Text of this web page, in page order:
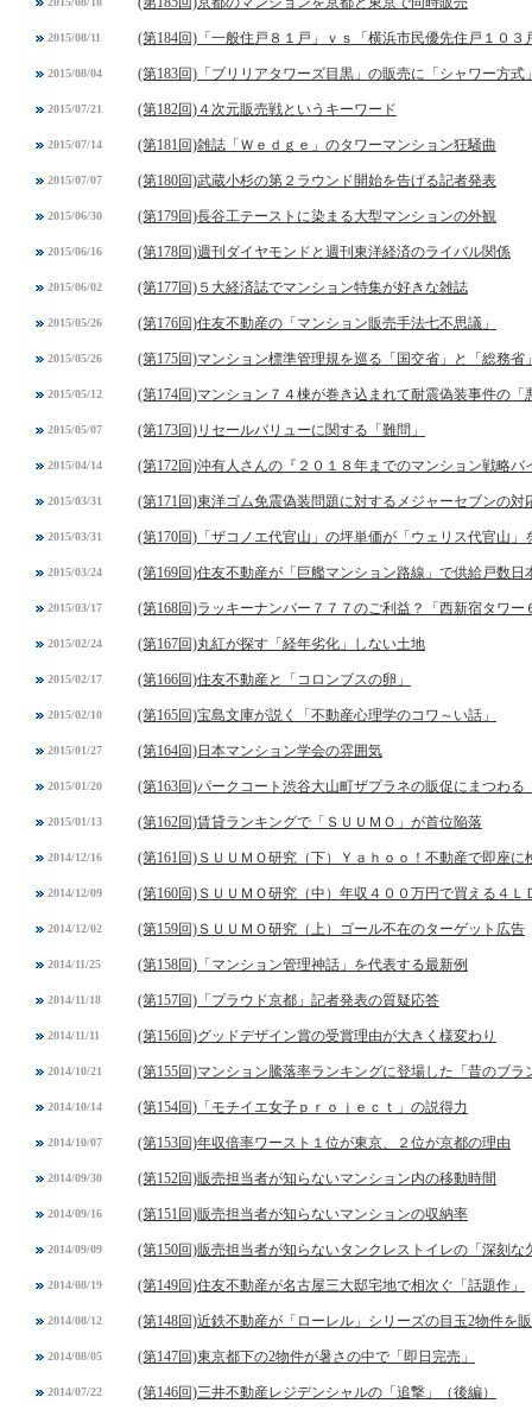
2015/08/11 (第184回)「一般住戸８１戸」ｖｓ「横浜市民優先住戸１０３
2015/08/04 (第183回)「ブリリアタワーズ目黒」の販売に「シャワー方式
2015/07/21 (第182回)４次元販売戦というキーワード
2015/07/14 (第181回)雑誌「Ｗｅｄｇｅ」のタワーマンション狂騒曲
2015/07/07 (第180回)武蔵小杉の第２ラウンド開始を告げる記者発表
2015/06/30 (第179回)長谷工テーストに染まる大型マンションの外観
2015/06/16 (第178回)週刊ダイヤモンドと週刊東洋経済のライバル関係
2015/06/02 (第177回)５大経済誌でマンション特集が好きな雑誌
2015/05/26 (第176回)住友不動産の「マンション販売手法七不思議」
2015/05/26 (第175回)マンション標準管理規を巡る「国交省」と「総務省
2015/05/12 (第174回)マンション７４棟が巻き込まれて耐震偽装事件の「
2015/05/07 (第173回)リセールバリューに関する「難問」
2015/04/14 (第172回)沖有人さんの『２０１８年までのマンション戦略バ
2015/03/31 (第171回)東洋ゴム免震偽装問題に対するメジャーセブンの対
2015/03/31 (第170回)「ザコノエ代官山」の坪単価が「ウェリス代官山」
2015/03/24 (第169回)住友不動産が「巨艦マンション路線」で供給戸数日
2015/03/17 (第168回)ラッキーナンバー７７７のご利益？「西新宿タワー
2015/02/24 (第167回)丸紅が探す「経年劣化」しない土地
2015/02/17 (第166回)住友不動産と「コロンブスの卵」
2015/02/10 (第165回)宝島文庫が説く「不動産心理学のコワ～い話」
2015/01/27 (第164回)日本マンション学会の雰囲気
2015/01/20 (第163回)パークコート渋谷大山町ザプラネの販促にまつわる
2015/01/13 (第162回)賃貸ランキングで「ＳＵＵＭＯ」が首位陥落
2014/12/16 (第161回)ＳＵＵＭＯ研究（下）Ｙａｈｏｏ！不動産で即座に
2014/12/09 (第160回)ＳＵＵＭＯ研究（中）年収４００万円で買える４Ｌ
2014/12/02 (第159回)ＳＵＵＭＯ研究（上）ゴール不在のターゲット広告
2014/11/25 (第158回)「マンション管理神話」を代表する最新例
2014/11/18 (第157回)「プラウド京都」記者発表の質疑応答
2014/11/11 (第156回)グッドデザイン賞の受賞理由が大きく様変わり
2014/10/21 (第155回)マンション騰落率ランキングに登場した「昔のブラ
2014/10/14 (第154回)「モチイエ女子ｐｒｏｊｅｃｔ」の説得力
2014/10/07 (第153回)年収倍率ワースト１位が東京、２位が京都の理由
2014/09/30 (第152回)販売担当者が知らないマンション内の移動時間
2014/09/16 (第151回)販売担当者が知らないマンションの収納率
2014/09/09 (第150回)販売担当者が知らないタンクレストイレの「深刻な
2014/08/19 (第149回)住友不動産が名古屋三大邸宅地で相次ぐ「話題作」
2014/08/12 (第148回)近鉄不動産が「ローレル」シリーズの目玉2物件を
2014/08/05 (第147回)東京都下の2物件が暑さの中で「即日完売」
2014/07/22 (第146回)三井不動産レジデンシャルの「追撃」（後編）